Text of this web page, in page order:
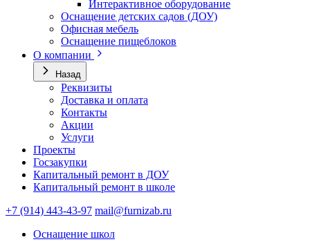
Интерактивное оборудование
Оснащение детских садов (ДОУ)
Офисная мебель
Оснащение пищеблоков
О компании
Назад
Реквизиты
Доставка и оплата
Контакты
Акции
Услуги
Проекты
Госзакупки
Капитальный ремонт в ДОУ
Капитальный ремонт в школе
+7 (914) 443-43-97 mail@furnizab.ru
Оснащение школ